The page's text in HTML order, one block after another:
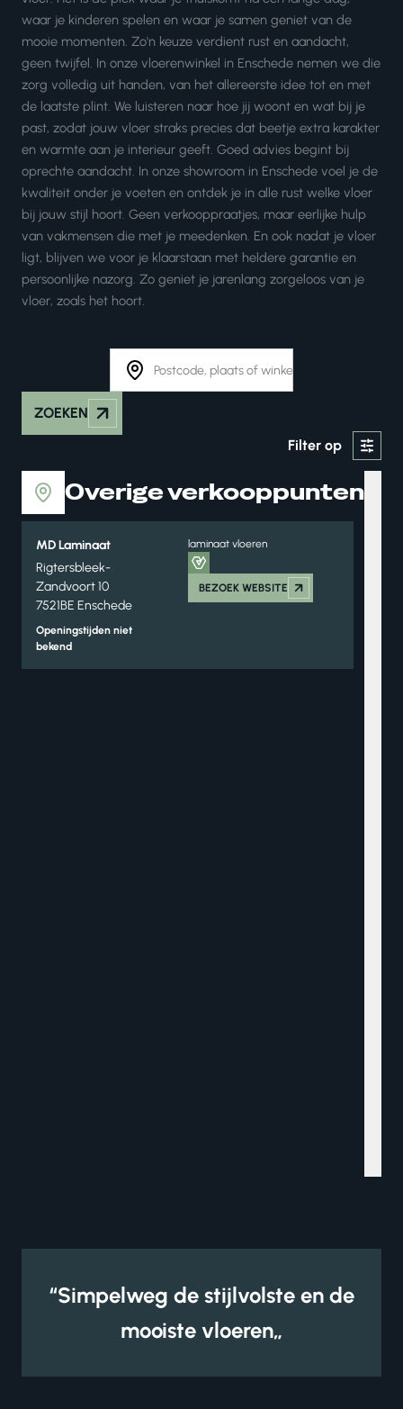
waar je kinderen spelen en waar je samen geniet van de
mooie momenten. Zo'n keuze verdient rust en aandacht,
geen twijfel. In onze vloerenwinkel in Enschede nemen we die
zorg volledig uit handen, van het allereerste idee tot en met
de laatste plint. We luisteren naar hoe jij woont en wat bij je
past, zodat jouw vloer straks precies dat beetje extra karakter
en warmte aan je interieur geeft. Goed advies begint bij
oprechte aandacht. In onze showroom in Enschede voel je de
kwaliteit onder je voeten en ontdek je in alle rust welke vloer
bij jouw stijl hoort. Geen verkooppraatjes, maar eerlijke hulp
van vakmensen die met je meedenken. En ook nadat je vloer
ligt, blijven we voor je klaarstaan met heldere garantie en
persoonlijke nazorg. Zo geniet je jarenlang zorgeloos van je
vloer, zoals het hoort.
ZOEKEN
Filter op
Overige verkooppunten
MD Laminaat
Rigtersbleek-
Zandvoort 10
7521BE Enschede
Openingstijden niet
bekend
laminaat vloeren
BEZOEK WEBSITE
“Simpelweg de stijlvolste en de
mooiste vloeren„